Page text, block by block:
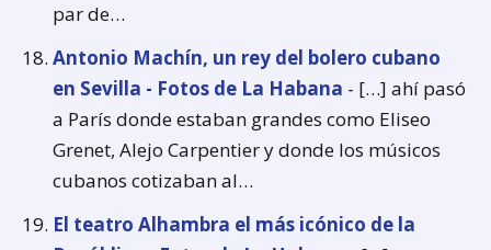
par de…
Antonio Machín, un rey del bolero cubano
en Sevilla - Fotos de La Habana - […] ahí pasó
a París donde estaban grandes como Eliseo
Grenet, Alejo Carpentier y donde los músicos
cubanos cotizaban al…
El teatro Alhambra el más icónico de la